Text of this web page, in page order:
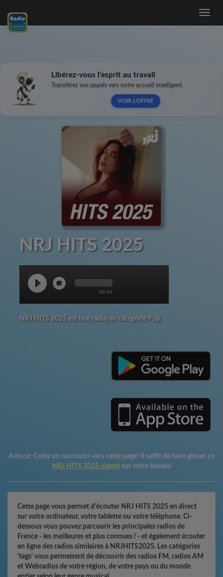
Toggle
Libérez-vous l'esprit au travail
Transférez vos appels vers notre accueil intelligent.
VOIR L'OFFRE
NRJ HITS 2025
00:00
NRJ HITS 2025 est une radio de catégorie Pop
Astuce: Créez un raccourci vers cette page! Il suffit de faire glisser ce
NRJ HITS 2025-signet sur votre bureau
Cette page vous permet d'écouter NRJ HITS 2025 en direct
sur votre ordinateur, votre tablette ou votre téléphone. Ci-
dessous vous pouvez parcourir les principales radios de
France - les meilleures et plus connues ! - et également écouter
en ligne des radios similaires à NRJHITS2025. Les catégories
'tags' vous permettent de découvrir des radios FM, radios AM
et Webradios de votre région, de votre pays ou du monde